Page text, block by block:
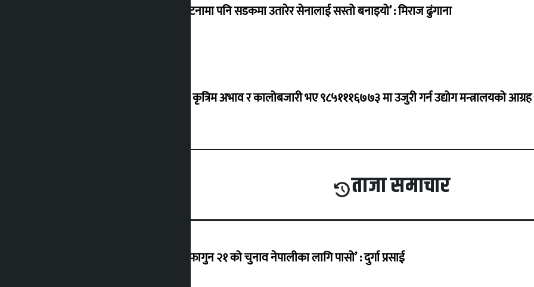
‘सानो घटनामा पनि सडकमा उतारेर सेनालाई सस्तो बनाइयो’ : मिराज ढुंगाना
ग्यासको कृत्रिम अभाव र कालोबजारी भए ९८५१११६७७३ मा उजुरी गर्न उद्योग मन्त्रालयको आग्रह
ताजा समाचार
‘राजसंस्था हटेदेखि नेपाललाई दशा लाग्यो, फागुन २१ को चुनाव नेपालीका लागि पासो’ : दुर्गा प्रसाई